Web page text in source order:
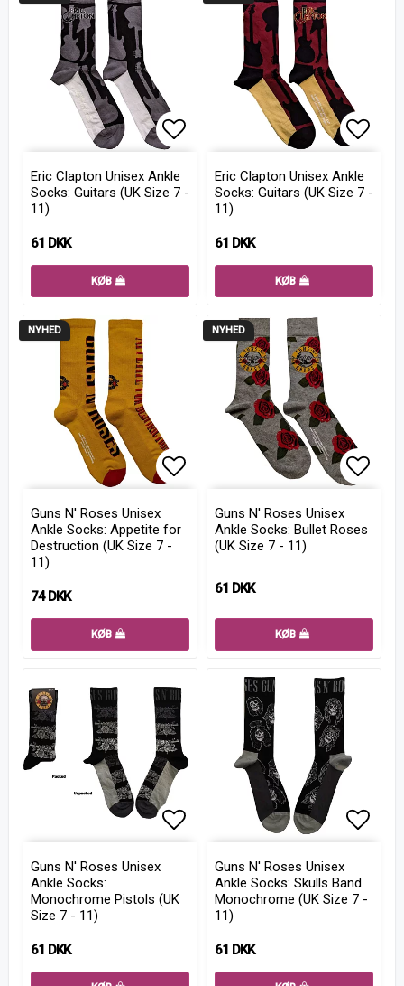
Add to list of favorites
Eric Clapton Unisex Ankle
Socks: Guitars (UK Size 7 -
11)
61 DKK
KØB
Eric Clapton Unisex Ankle
Socks: Guitars (UK Size 7 -
11)
61 DKK
KØB
NYHED
Add to list of favorites
Guns N' Roses Unisex
Ankle Socks: Appetite for
Destruction (UK Size 7 -
11)
74 DKK
KØB
NYHED
Add
Guns N' Roses Unisex
Ankle Socks: Bullet Roses
(UK Size 7 - 11)
61 DKK
KØB
Guns N' Roses Unisex
Ankle Socks:
Monochrome Pistols (UK
Size 7 - 11)
61 DKK
Guns N' Roses Unisex
Ankle Socks: Skulls Band
Monochrome (UK Size 7 -
11)
61 DKK